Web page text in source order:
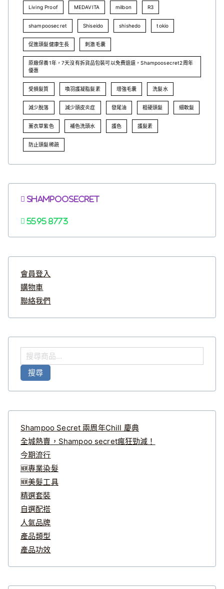
Living Proof MEDAVITA milbon R3
shampoosecret Shiseido shishedo tokio
促進頭髮健康生長 刺激毛囊
原廠保養1年，7天沒有拆貨品包裝可以免費退還，Shampoosecret2周年
優惠
受損髮質 喚羽護凝脂髮素 增強毛囊 洗髮水
減少脫落 減少頭皮炎症 發尾油 粗硬頭髮 細軟髮
薰衣草紫色 補色洗頭水 護色 護髮素
防止頭髮稀疏
Shampoosecret
5595 8773
會員登入
購物車
聯絡我們
搜
尋
搜尋
Shampoo Secret 兩周年Chill 慶典
全城熱賣，Shampoo secret瘋狂勁減！
今期流行
🆕專業染髮
🆕美髮工具
精選套裝
自選配搭
人氣品牌
產品類型
產品功效